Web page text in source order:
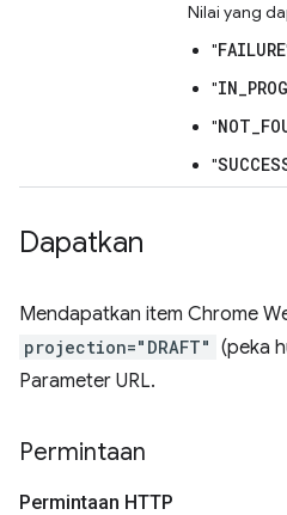
Nilai yang
"FAILURE
"
"
"
Dapatkan
Mendapatkan item Chrome
projection="DRAFT" (peka
Parameter URL.
Permintaan
Permintaan HTTP